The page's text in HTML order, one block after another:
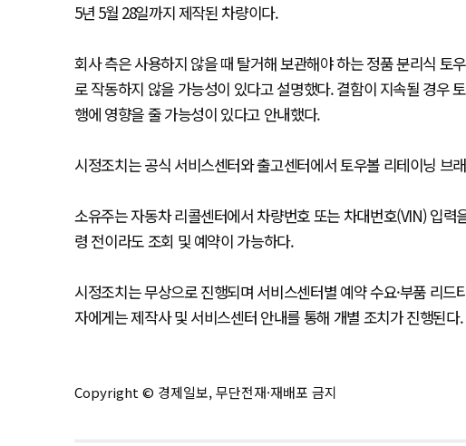
5년 5월 28일까지 제작된 차량이다.
회사 측은 사용하지 않을 때 탈거해 보관해야 하는 정품 분리식 토
로 작동하지 않을 가능성이 있다고 설명했다. 결함이 지속될 경우
행에 영향을 줄 가능성이 있다고 안내했다.
시정조치는 공식 서비스센터와 출고센터에서 토우볼 리테이닝 브
소유주는 자동차 리콜센터에서 차량번호 또는 차대번호(VIN) 입
령 전이라도 조회 및 예약이 가능하다.
시정조치는 무상으로 진행되며 서비스센터별 예약 수요·부품 리
자에게는 제작사 및 서비스센터 안내를 통해 개별 조치가 진행된다.
Copyright © 경제일보, 무단전재·재배포 금지